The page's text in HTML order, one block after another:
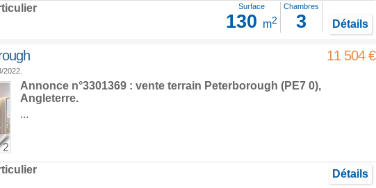
Surface
130 m2
Chambres
3 Détails
11 504 €
2022.
2
Annonce n°3301369 : vente terrain Peterborough (PE7 0),
Angleterre.
...
Détails